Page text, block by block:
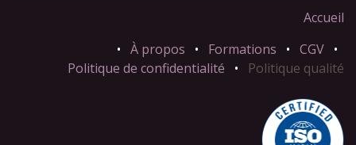
Accueil
• À propos • Formations • CGV •
Politique de confidentialité
• Politique qualité